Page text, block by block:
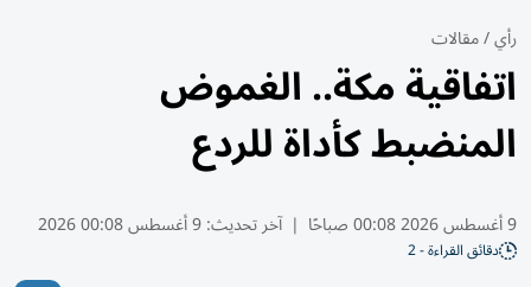
رأي/مقالات
اتفاقية مكة.. الغموض
المنضبط كأداة للردع
9 أغسطس 2026 00:08 صباحًا | آخر تحديث:9 أغسطس 00:08 2026
دقائق القراءة - 2